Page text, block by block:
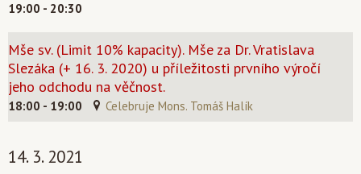
19:00 - 20:30
Mše sv. (Limit 10% kapacity). Mše za Dr. Vratislava
Slezáka (+ 16. 3. 2020) u příležitosti prvního výročí
jeho odchodu na věčnost.
18:00 - 19:00 Celebruje Mons. Tomáš Halík
14. 3. 2021